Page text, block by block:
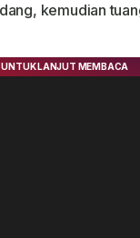
kemudian